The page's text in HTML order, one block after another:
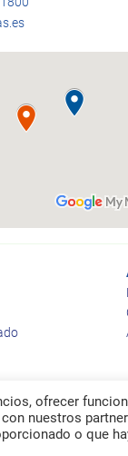
ofrecer
nuestros
o que